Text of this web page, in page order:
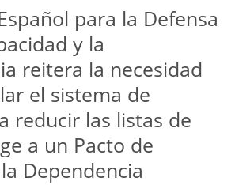
para la Defensa
y la
reitera la necesidad
el sistema de
reducir las listas de
a un Pacto de
Dependencia